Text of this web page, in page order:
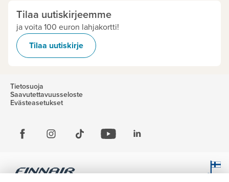
Tilaa uutiskirjeemme
ja voita 100 euron lahjakortti!
Tilaa uutiskirje
Tietosuoja
Saavutettavuusseloste
Evästeasetukset